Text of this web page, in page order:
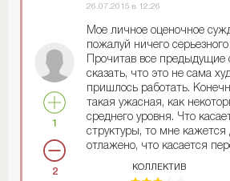
1
2
26.07.2015 в 12:26
Мое личное оценочное
пожалуй ничего серьезного
Прочитав все предыдущие
сказать, что это не сама
пришлось работать.
такая ужасная, как
среднего уровня. Что
структуры, то мне
отлажено, что касается
или просто очень усердны,
КОЛЛЕКТИВ